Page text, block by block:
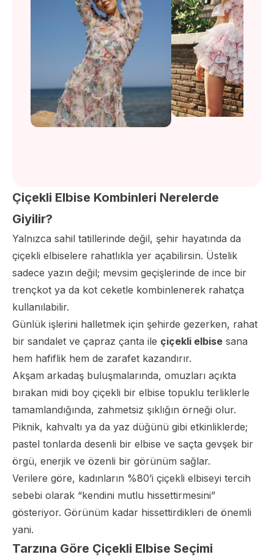
Çiçekli Elbise Kombinleri Nerelerde
Giyilir?
Yalnızca sahil tatillerinde değil, şehir hayatında da
çiçekli elbiselere rahatlıkla yer açabilirsin. Üstelik
sadece yazın değil; mevsim geçişlerinde de ince bir
trençkot ya da kot ceketle kombinlenerek rahatça
kullanılabilir.
Günlük işlerini halletmek için şehirde gezerken, rahat
bir sandalet ve çapraz çanta ile çiçekli elbise sana
hem hafiflik hem de zarafet kazandırır.
Akşam arkadaş buluşmalarında, omuzları açıkta
bırakan midi boy çiçekli bir elbise topuklu terliklerle
tamamlandığında, zahmetsiz şıklığın örneği olur.
Piknik, kahvaltı ya da yaz düğünü gibi etkinliklerde;
pastel tonlarda desenli bir elbise ve saçta gevşek bir
örgü, enerjik ve özenli bir görünüm sağlar.
Verilere göre, kadınların %80’i çiçekli elbiseyi tercih
sebebi olarak “kendini mutlu hissettirmesini”
gösteriyor. Görünüm kadar hissettirdikleri de önemli
yani.
Tarzına Göre Çiçekli Elbise Seçimi